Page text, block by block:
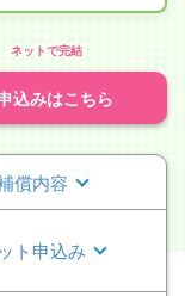
ネットで完結
込みはこちら
償内容
ト申込み